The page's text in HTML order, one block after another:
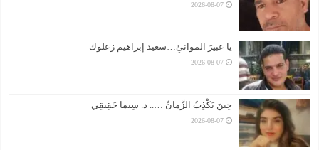
2026-08-07
يا عبيرَ الموانئِ…سعيد إبراهيم زعلوك
2026-08-07
حِينَ يَكْذِبُ الزَّمانُ ….. د. سِيما حَقِيقِي
2026-08-07